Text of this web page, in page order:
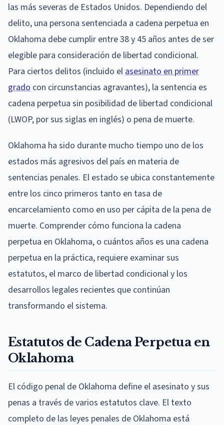
las más severas de Estados Unidos. Dependiendo del
delito, una persona sentenciada a cadena perpetua en
Oklahoma debe cumplir entre 38 y 45 años antes de ser
elegible para consideración de libertad condicional.
Para ciertos delitos (incluido el asesinato en primer
grado con circunstancias agravantes), la sentencia es
cadena perpetua sin posibilidad de libertad condicional
(LWOP, por sus siglas en inglés) o pena de muerte.
Oklahoma ha sido durante mucho tiempo uno de los
estados más agresivos del país en materia de
sentencias penales. El estado se ubica constantemente
entre los cinco primeros tanto en tasa de
encarcelamiento como en uso per cápita de la pena de
muerte. Comprender cómo funciona la cadena
perpetua en Oklahoma, o cuántos años es una cadena
perpetua en la práctica, requiere examinar sus
estatutos, el marco de libertad condicional y los
desarrollos legales recientes que continúan
transformando el sistema.
Estatutos de Cadena Perpetua en
Oklahoma
El código penal de Oklahoma define el asesinato y sus
penas a través de varios estatutos clave. El texto
completo de las leyes penales de Oklahoma está